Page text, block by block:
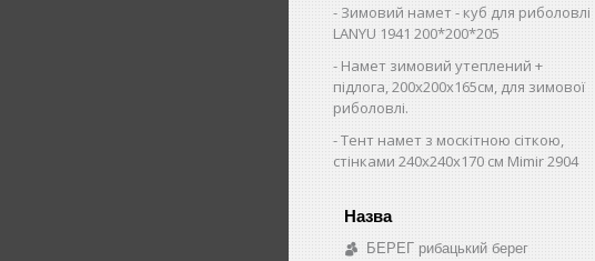
Зимовий намет - куб для риболовлі
LANYU 1941 200*200*205
Намет зимовий утеплений +
підлога, 200х200х165см, для зимової
риболовлі.
Тент намет з москітною сіткою,
стінками 240х240х170 см Mimir 2904
БЕРЕГ рибацький берег